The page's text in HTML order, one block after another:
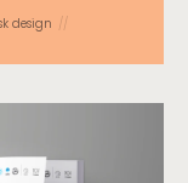
design